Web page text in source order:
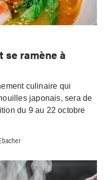
se ramène à
culinaire qui
japonais, sera de
du 9 au 22 octobre